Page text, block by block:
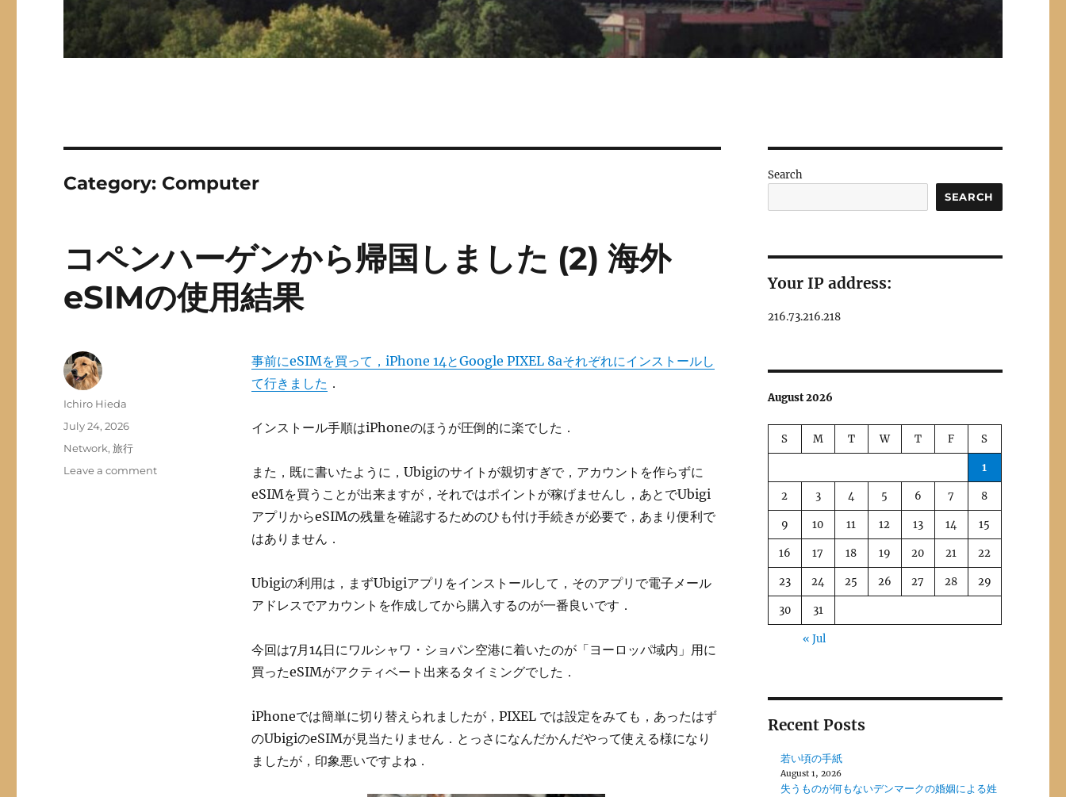
Category: Computer
コペンハーゲンから帰国しました (2) 海外
eSIMの使用結果
事前にeSIMを買って，iPhone 14とGoogle PIXEL 8aそれぞれにインストールし
て行きました ．
インストール手順はiPhoneのほうが圧倒的に楽でした．
また，既に書いたように，Ubigiのサイトが親切すぎで，アカウントを作らずに
eSIMを買うことが出来ますが，それではポイントが稼げませんし，あとでUbigi
アプリからeSIMの残量を確認するためのひも付け手続きが必要で，あまり便利で
はありません．
Ubigiの利用は，まずUbigiアプリをインストールして，そのアプリで電子メール
アドレスでアカウントを作成してから購入するのが一番良いです．
今回は7月14日にワルシャワ・ショパン空港に着いたのが「ヨーロッパ域内」用に
買ったeSIMがアクティベート出来るタイミングでした．
iPhoneでは簡単に切り替えられましたが，PIXEL では設定をみても，あったはず
のUbigiのeSIMが見当たりません．とっさになんだかんだやって使える様になり
ましたが，印象悪いですよね．
Author
Ichiro Hieda
Posted
July 24, 2026
Categories
Network,旅行
Leave a commenton
Search
SEARCH
Your IP address:
216.73.216.218
August 2026
S M T W T F S
1
2 3 4 5 6 7 8
9 10 11 12 13 14 15
16 17 18 19 20 21 22
23 24 25 26 27 28 29
30 31
« Jul
Recent Posts
若い頃の手紙
August 1, 2026
失うものが何もないデンマークの婚姻による姓